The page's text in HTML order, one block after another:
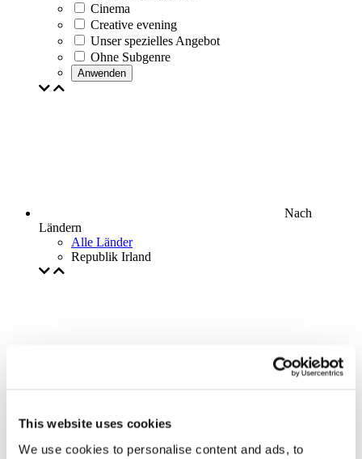
This website uses cookies
We use cookies to personalise content and ads, to
Cinema
Creative evening
Unser spezielles Angebot
Ohne Subgenre
Anwenden
Nach
Ländern
Alle Länder
Republik Irland